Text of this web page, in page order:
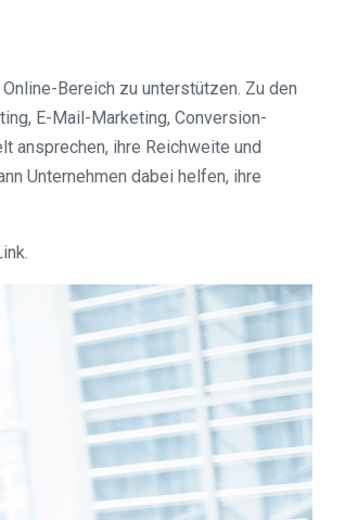
Bereich zu unterstützen. Zu den
E-Mail-Marketing, Conversion-
ansprechen, ihre Reichweite und
Unternehmen dabei helfen, ihre